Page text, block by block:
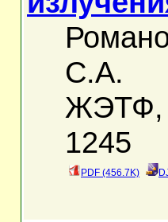
С.А.
ЖЭТФ,
1245
PDF (456.7K)